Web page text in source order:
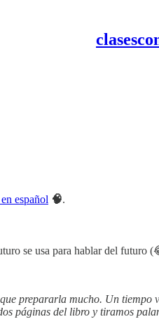
español 🧠.
se usa para hablar del futuro
prepararla mucho. Un
páginas del libro y tiramos